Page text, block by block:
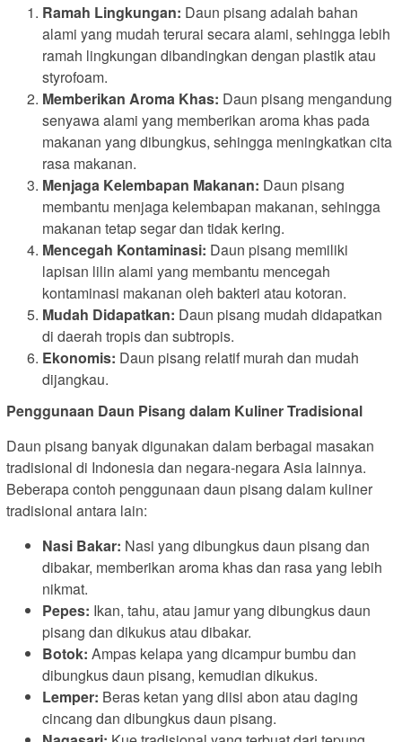
Ramah Lingkungan: Daun pisang adalah bahan
alami yang mudah terurai secara alami, sehingga lebih
ramah lingkungan dibandingkan dengan plastik atau
styrofoam.
Memberikan Aroma Khas: Daun pisang mengandung
senyawa alami yang memberikan aroma khas pada
makanan yang dibungkus, sehingga meningkatkan cita
rasa makanan.
Menjaga Kelembapan Makanan: Daun pisang
membantu menjaga kelembapan makanan, sehingga
makanan tetap segar dan tidak kering.
Mencegah Kontaminasi: Daun pisang memiliki
lapisan lilin alami yang membantu mencegah
kontaminasi makanan oleh bakteri atau kotoran.
Mudah Didapatkan: Daun pisang mudah didapatkan
di daerah tropis dan subtropis.
Ekonomis: Daun pisang relatif murah dan mudah
dijangkau.
Penggunaan Daun Pisang dalam Kuliner Tradisional
Daun pisang banyak digunakan dalam berbagai masakan
tradisional di Indonesia dan negara-negara Asia lainnya.
Beberapa contoh penggunaan daun pisang dalam kuliner
tradisional antara lain:
Nasi Bakar: Nasi yang dibungkus daun pisang dan
dibakar, memberikan aroma khas dan rasa yang lebih
nikmat.
Pepes: Ikan, tahu, atau jamur yang dibungkus daun
pisang dan dikukus atau dibakar.
Botok: Ampas kelapa yang dicampur bumbu dan
dibungkus daun pisang, kemudian dikukus.
Lemper: Beras ketan yang diisi abon atau daging
cincang dan dibungkus daun pisang.